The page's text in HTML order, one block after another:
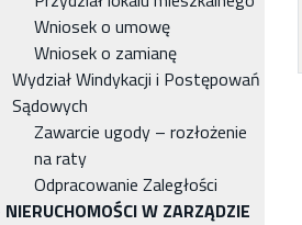
Wniosek o umowę
Wniosek o zamianę
Wydział Windykacji i Postępowań
Sądowych
Zawarcie ugody – rozłożenie
na raty
Odpracowanie Zaległości
NIERUCHOMOŚCI W ZARZĄDZIE